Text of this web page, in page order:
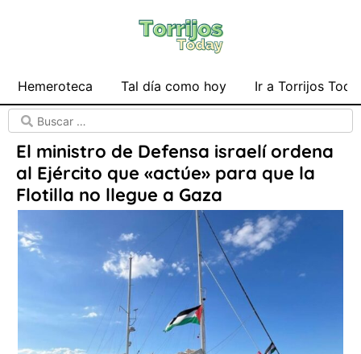
Hemeroteca Tal día como hoy Ir a Torrijos
El ministro de Defensa israelí ordena
al Ejército que «actúe» para que la
Flotilla no llegue a Gaza